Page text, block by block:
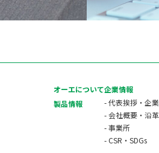
オーエについて
製品情報
企業情報
- 代表挨拶・企
- 会社概要・沿革
- 事業所
- CSR・SDGs